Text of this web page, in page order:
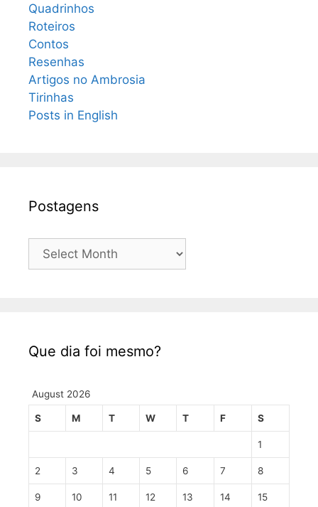
Quadrinhos
Roteiros
Contos
Resenhas
Artigos no Ambrosia
Tirinhas
Posts in English
Postagens
Postagens
Que dia foi mesmo?
August 2026
S M T W T F S
1
2 3 4 5 6 7 8
9 10 11 12 13 14 15